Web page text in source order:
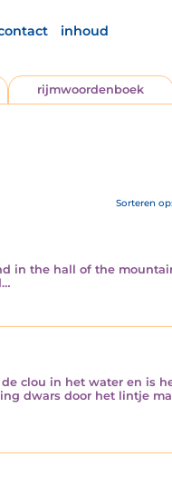
inhoud
rijmwoordenboek
Sorteren op:
in the hall of the
clou in het water en is
dwars door het lintje